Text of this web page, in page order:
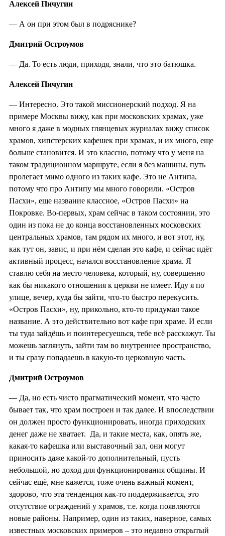
Алексей Пичугин
— А он при этом был в подряснике?
Дмитрий Остроумов
— Да. То есть люди, приходя, знали, что это батюшка.
Алексей Пичугин
— Интересно. Это такой миссионерский подход. Я на
примере Москвы вижу, как при московских храмах, уже
много я даже в модных глянцевых журналах вижу список
храмов, хипстерских кафешек при храмах, и их много, еще
больше становится. И это классно, потому что у меня на
таком традиционном маршруте, если я без машины, путь
пролегает мимо одного из таких кафе. Это не Антипа,
потому что про Антипу мы много говорили. «Остров
Пасхи», еще название классное, «Остров Пасхи» на
Покровке. Во-первых, храм сейчас в таком состоянии, это
один из пока не до конца восстановленных московских
центральных храмов, там рядом их много, и вот этот, ну,
как тут он, завис, и при нём сделан это кафе, и сейчас идёт
активный процесс, начался восстановление храма. Я
ставлю себя на место человека, который, ну, совершенно
как бы никакого отношения к церкви не имеет. Иду я по
улице, вечер, куда бы зайти, что-то быстро перекусить.
«Остров Пасхи», ну, прикольно, кто-то придумал такое
название. А это действительно вот кафе при храме. И если
ты туда зайдёшь и поинтересуешься, тебе всё расскажут. Ты
можешь заглянуть, зайти там во внутреннее пространство,
и ты сразу попадаешь в какую-то церковную часть.
Дмитрий Остроумов
— Да, но есть чисто прагматический момент, что часто
бывает так, что храм построен и так далее. И впоследствии
он должен просто функционировать, иногда приходских
денег даже не хватает. Да, и такие места, как, опять же,
какая-то кафешка или выставочный зал, они могут
приносить даже какой-то дополнительный, пусть
небольшой, но доход для функционирования общины. И
сейчас ещё, мне кажется, тоже очень важный момент,
здорово, что эта тенденция как-то поддерживается, это
отсутствие ограждений у храмов, т.е. когда появляются
новые районы. Например, один из таких, наверное, самых
известных московских примеров – это недавно открытый